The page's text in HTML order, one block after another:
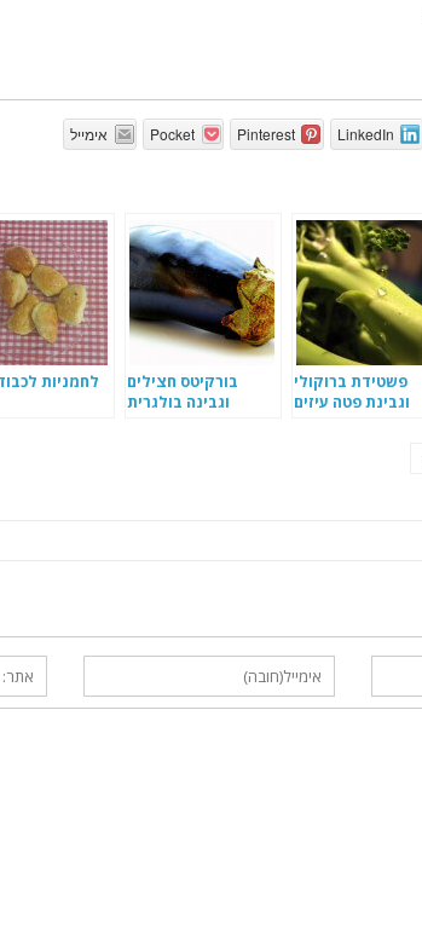
LinkedIn
Pinterest
Pocket אימייל
פשטידת ברוקולי
וגבינת פטה עיזים
בורקיטס חצילים
וגבינה בולגרית
לחמניות